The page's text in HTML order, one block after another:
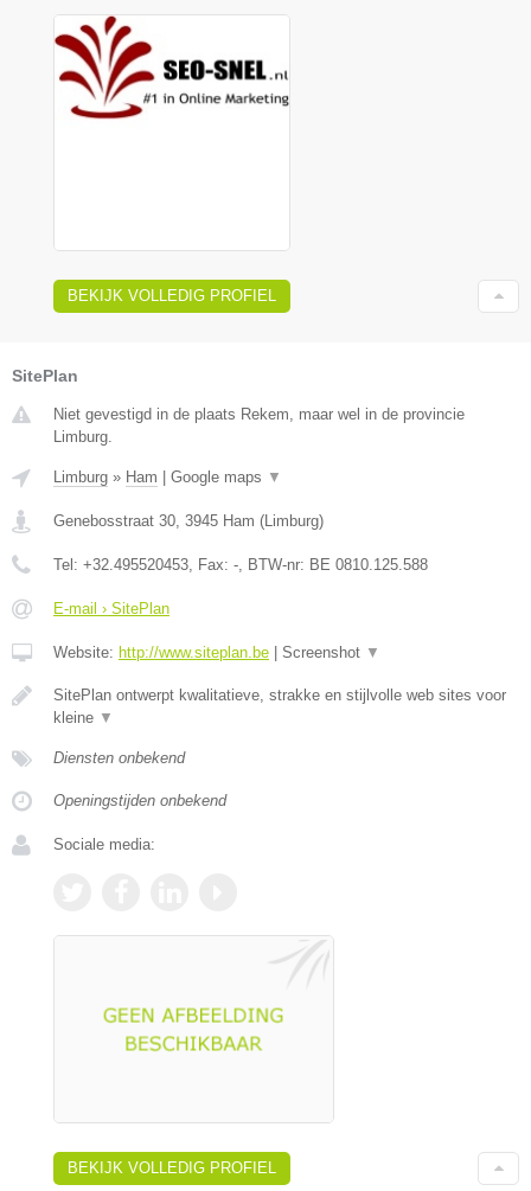
BEKIJK VOLLEDIG PROFIEL
SitePlan
Niet gevestigd in de plaats Rekem, maar wel in de provincie
Limburg.
Limburg » Ham Google maps ▼
Genebosstraat 30, 3945 Ham (Limburg)
Tel: +32.495520453, Fax: -, BTW-nr: BE 0810.125.588
E-mail › SitePlan
Website: http://www.siteplan.be Screenshot ▼
SitePlan ontwerpt kwalitatieve, strakke en stijlvolle web sites voor
kleine ▼
Diensten onbekend
Openingstijden onbekend
Sociale media:
BEKIJK VOLLEDIG PROFIEL